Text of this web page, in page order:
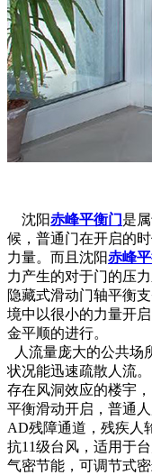
沈阳赤峰平衡门 是
候，普通门在开启的
力量。而且沈阳赤峰
力产生的对于门的压
隐藏式滑动门轴平衡
境中以很小的力量开
金平顺的进行。
人流量庞大的公共场
状况能迅速疏散人流。
存在风洞效应的楼宇
平衡滑动开启，普通
AD残障通道，残疾人
抗11级台风，适用于
气密节能，可调节式